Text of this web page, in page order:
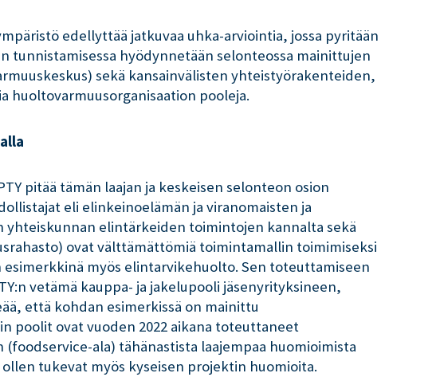
edellyttää jatkuvaa uhka-arviointia, jossa pyritään
tunnistamisessa hyödynnetään selonteossa mainittujen
sekä kansainvälisten yhteistyörakenteiden,
huoltovarmuusorganisaation pooleja.
pitää tämän laajan ja keskeisen selonteon osion
eli elinkeinoelämän ja viranomaisten ja
elintärkeiden toimintojen kannalta sekä
ovat välttämättömiä toimintamallin toimimiseksi
esimerkkinä myös elintarvikehuolto. Sen toteuttamiseen
vetämä kauppa- ja jakelupooli jäsenyrityksineen,
että kohdan esimerkissä on mainittu
poolit ovat vuoden 2022 aikana toteuttaneet
ala) tähänastista laajempaa huomioimista
tukevat myös kyseisen projektin huomioita.